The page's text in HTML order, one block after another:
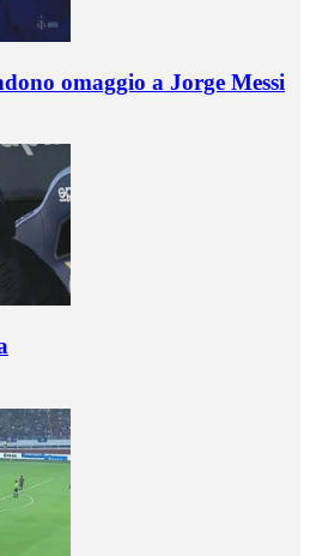
omaggio a Jorge Messi